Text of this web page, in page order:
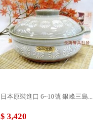
日本原裝進口 6~10號 銀峰三島...
$ 3,420